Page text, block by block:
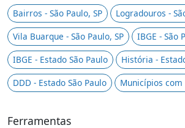
Bairros - São Paulo, SP
Logradouros -
Vila Buarque - São Paulo, SP
IBGE - São
IBGE - Estado São Paulo
História -
DDD - Estado São Paulo
Municípios com
Ferramentas